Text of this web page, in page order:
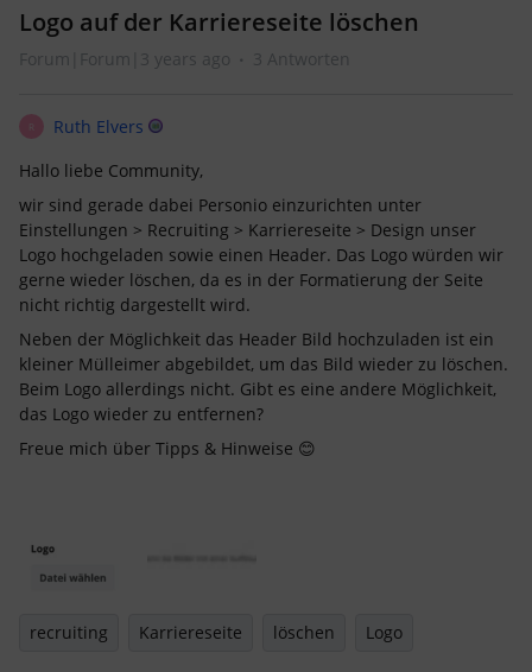
Logo auf der Karriereseite löschen
Forum|Forum|3 years ago 3 Antworten
R
Ruth Elvers
Hallo liebe Community,
wir sind gerade dabei Personio einzurichten unter
Einstellungen > Recruiting > Karriereseite > Design unser
Logo hochgeladen sowie einen Header. Das Logo würden wir
gerne wieder löschen, da es in der Formatierung der Seite
nicht richtig dargestellt wird.
Neben der Möglichkeit das Header Bild hochzuladen ist ein
kleiner Mülleimer abgebildet, um das Bild wieder zu löschen.
Beim Logo allerdings nicht. Gibt es eine andere Möglichkeit,
das Logo wieder zu entfernen?
Freue mich über Tipps & Hinweise 😊
recruiting Karriereseite löschen Logo